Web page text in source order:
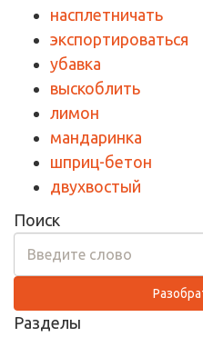
насплетничать
экспортироваться
убавка
выскоблить
лимон
мандаринка
шприц-бетон
двухвостый
Поиск
Разделы